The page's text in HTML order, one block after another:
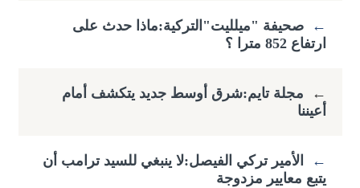
←
صحيفة "ميلليت"التركية:ماذا حدث على
ارتفاع ​852 مترا ؟
←
مجلة تايم:شرق أوسط جديد يتكشف أمام
أعيننا
←
الأمير تركي الفيصل:لا ينبغي للسيد ترامب أن
يتبع معايير مزدوجة